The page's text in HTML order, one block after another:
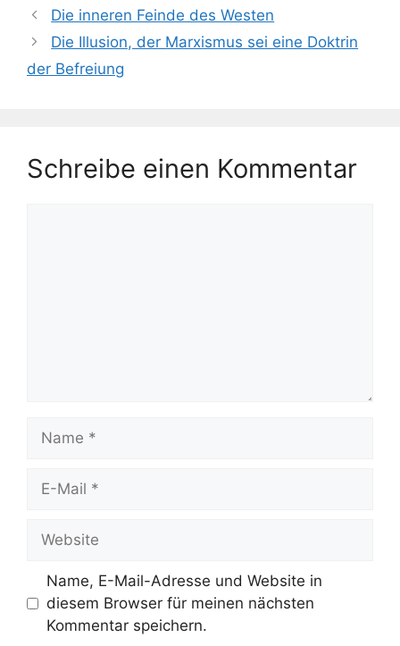
Die inneren Feinde des Westen
Die Illusion, der Marxismus sei eine Doktrin
der Befreiung
Schreibe einen Kommentar
Mail
Name, E-Mail-Adresse und Website in
diesem Browser für meinen nächsten
Kommentar speichern.